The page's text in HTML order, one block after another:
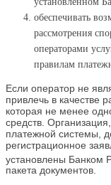
обеспечивать
рассмотрения
операторами
правилам
Если оператор не
привлечь в качестве
которая не менее
средств.
платежной системы,
регистрационное
установлены Банком
пакета документов.